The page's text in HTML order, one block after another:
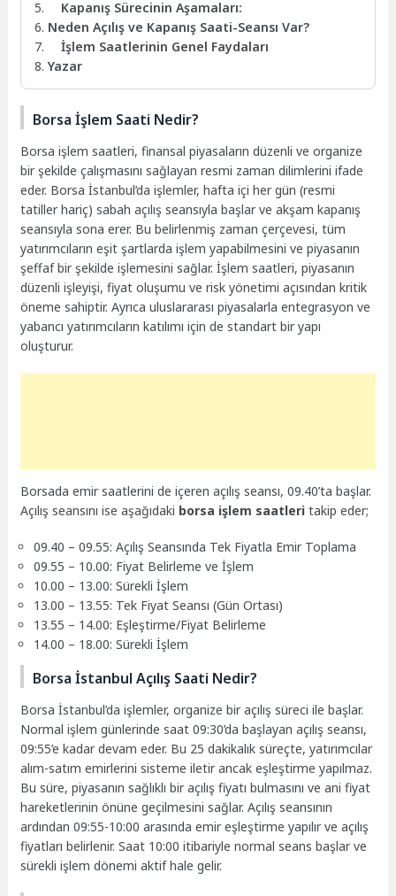
Kapanış Sürecinin Aşamaları:
Neden Açılış ve Kapanış Saati-Seansı Var?
İşlem Saatlerinin Genel Faydaları
Yazar
Borsa İşlem Saati Nedir?
Borsa işlem saatleri, finansal piyasaların düzenli ve organize
bir şekilde çalışmasını sağlayan resmi zaman dilimlerini ifade
eder. Borsa İstanbul’da işlemler, hafta içi her gün (resmi
tatiller hariç) sabah açılış seansıyla başlar ve akşam kapanış
seansıyla sona erer. Bu belirlenmiş zaman çerçevesi, tüm
yatırımcıların eşit şartlarda işlem yapabilmesini ve piyasanın
şeffaf bir şekilde işlemesini sağlar. İşlem saatleri, piyasanın
düzenli işleyişi, fiyat oluşumu ve risk yönetimi açısından kritik
öneme sahiptir. Ayrıca uluslararası piyasalarla entegrasyon ve
yabancı yatırımcıların katılımı için de standart bir yapı
oluşturur.
Borsada emir saatlerini de içeren açılış seansı, 09.40’ta başlar.
Açılış seansını ise aşağıdaki borsa işlem saatleri takip eder;
09.40 – 09.55: Açılış Seansında Tek Fiyatla Emir Toplama
09.55 – 10.00: Fiyat Belirleme ve İşlem
10.00 – 13.00: Sürekli İşlem
13.00 – 13.55: Tek Fiyat Seansı (Gün Ortası)
13.55 – 14.00: Eşleştirme/Fiyat Belirleme
14.00 – 18.00: Sürekli İşlem
Borsa İstanbul Açılış Saati Nedir?
Borsa İstanbul’da işlemler, organize bir açılış süreci ile başlar.
Normal işlem günlerinde saat 09:30’da başlayan açılış seansı,
09:55’e kadar devam eder. Bu 25 dakikalık süreçte, yatırımcılar
alım-satım emirlerini sisteme iletir ancak eşleştirme yapılmaz.
Bu süre, piyasanın sağlıklı bir açılış fiyatı bulmasını ve ani fiyat
hareketlerinin önüne geçilmesini sağlar. Açılış seansının
ardından 09:55-10:00 arasında emir eşleştirme yapılır ve açılış
fiyatları belirlenir. Saat 10:00 itibariyle normal seans başlar ve
sürekli işlem dönemi aktif hale gelir.